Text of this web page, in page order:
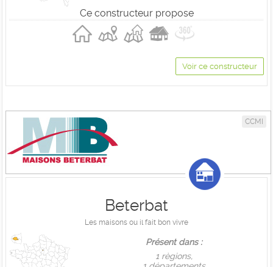
Ce constructeur propose
Voir ce constructeur
CCMI
Beterbat
Les maisons ou il fait bon vivre
Présent dans :
1 règions,